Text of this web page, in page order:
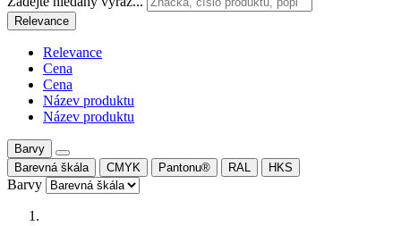
Relevance
Relevance
Cena
Cena
Název produktu
Název produktu
Barvy
Barevná škála
CMYK Pantonu® RAL HKS
Barvy